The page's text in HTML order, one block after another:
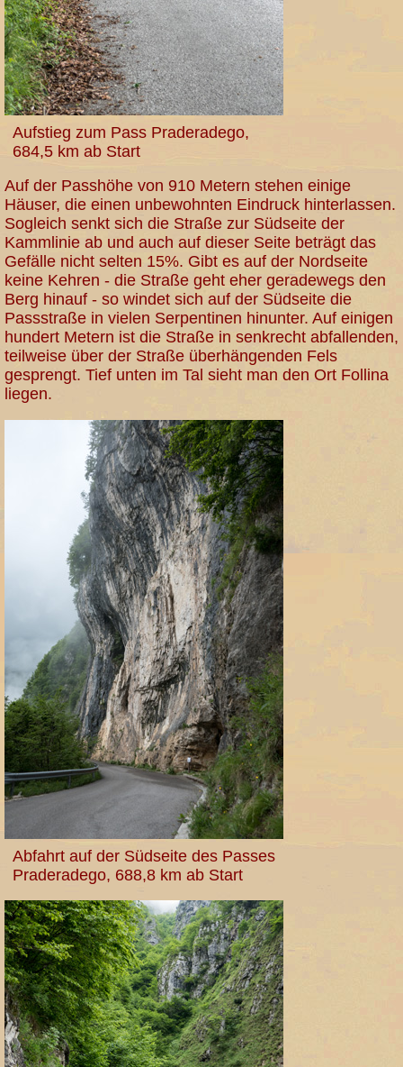
Aufstieg zum Pass Praderadego,
684,5 km ab Start
Auf der Passhöhe von 910 Metern stehen einige
Häuser, die einen unbewohnten Eindruck hinterlassen.
Sogleich senkt sich die Straße zur Südseite der
Kammlinie ab und auch auf dieser Seite beträgt das
Gefälle nicht selten 15%. Gibt es auf der Nordseite
keine Kehren - die Straße geht eher geradewegs den
Berg hinauf - so windet sich auf der Südseite die
Passstraße in vielen Serpentinen hinunter. Auf einigen
hundert Metern ist die Straße in senkrecht abfallenden,
teilweise über der Straße überhängenden Fels
gesprengt. Tief unten im Tal sieht man den Ort Follina
liegen.
Abfahrt auf der Südseite des Passes
Praderadego, 688,8 km ab Start